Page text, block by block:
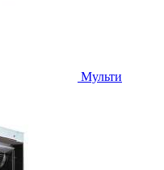
Мульти